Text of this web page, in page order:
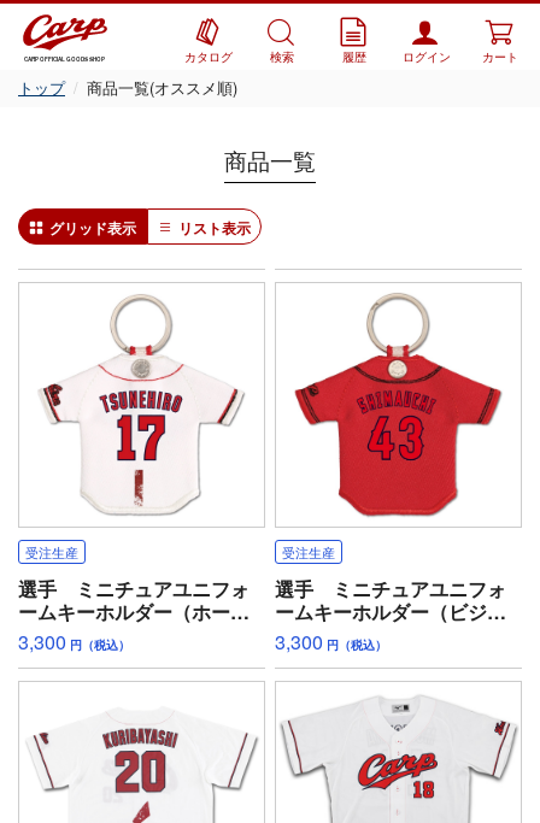
CARP OFFICIAL GOODS SHOP カタログ 検索 履歴 ログイン カート
トップ 商品一覧(オススメ順)
商品一覧
グリッド表示 リスト表示
受注生産
選手 ミニチュアユニフォ
ームキーホルダー（ホー
ム）
3,300 円（税込）
受注生産
選手 ミニチュアユニフォ
ームキーホルダー（ビジタ
ー）
3,300 円（税込）